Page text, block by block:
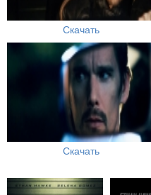
Скачать
Скачать